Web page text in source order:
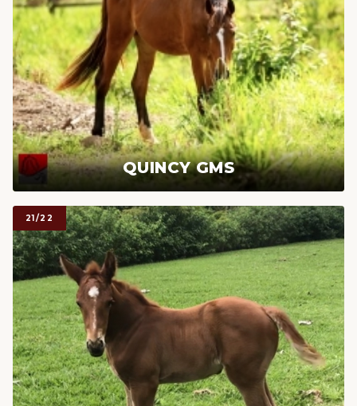
QUINCY GMS
21/22